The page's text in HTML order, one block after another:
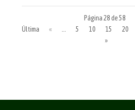
Página 28 de 58
Última
« ... 5 10 15 20
»